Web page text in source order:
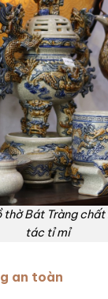
thờ Bát Tràng
tác tỉ mỉ
an toàn